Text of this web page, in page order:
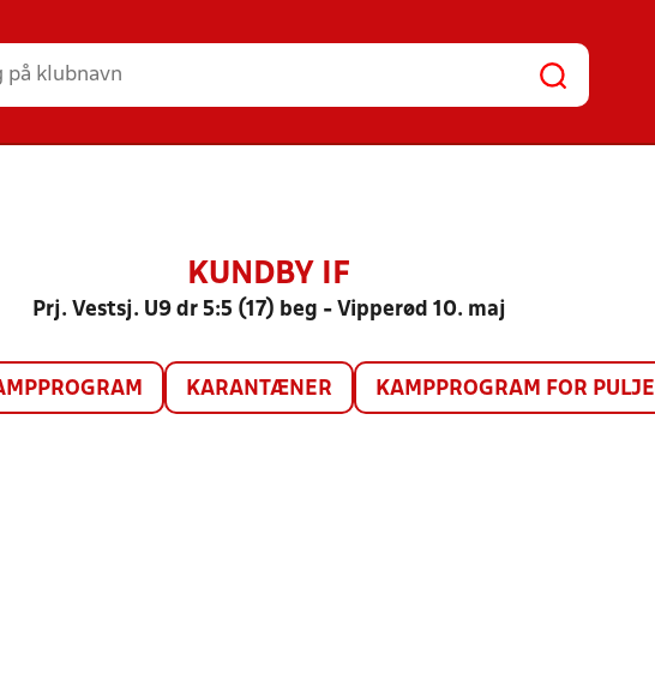
KUNDBY IF
Prj. Vestsj. U9 dr 5:5 (17) beg - Vipperød 10. maj
KARANTÆNER KAMPPROGRAM FOR PULJE